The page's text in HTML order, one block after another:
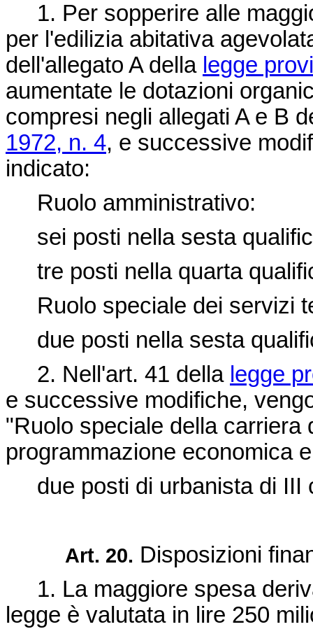
1. Per sopperire alle
per l'edilizia abitativa
dell'allegato A della legge
aumentate le dotazioni
compresi negli allegati A e B
1972, n. 4, e successive
indicato:
Ruolo amministrativo:
sei posti nella sesta
tre posti nella quarta
Ruolo speciale dei servizi
due posti nella sesta
2. Nell'art. 41 della legge
e successive modifiche,
"Ruolo speciale della carriera
programmazione economica
due posti di urbanista di III
Art. 20. Disposizioni
1. La maggiore spesa
legge è valutata in lire 250